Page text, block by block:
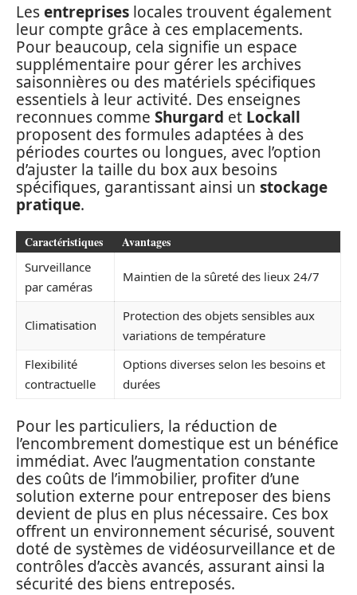
Lesentreprises locales trouvent également
leur compte grâce à ces emplacements.
Pour beaucoup, cela signifie un espace
supplémentaire pour gérer les archives
saisonnières ou des matériels spécifiques
essentiels à leur activité. Des enseignes
reconnues comme Shurgard et Lockall
proposent des formules adaptées à des
périodes courtes ou longues, avec l’option
d’ajuster la taille du box aux besoins
spécifiques, garantissant ainsi un stockage
pratique.
Caractéristiques Avantages
Surveillance
par caméras
Maintien de la sûreté des lieux 24/7
Climatisation
Protection des objets sensibles aux
variations de température
Flexibilité
contractuelle
Options diverses selon les besoins et
durées
Pour les particuliers, la réduction de
l’encombrement domestique est un bénéfice
immédiat. Avec l’augmentation constante
des coûts de l’immobilier, profiter d’une
solution externe pour entreposer des biens
devient de plus en plus nécessaire. Ces box
offrent un environnement sécurisé, souvent
doté de systèmes de vidéosurveillance et de
contrôles d’accès avancés, assurant ainsi la
sécurité des biens entreposés.